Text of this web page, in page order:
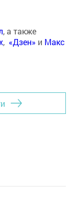
, а также
, «Дзен» и Макс